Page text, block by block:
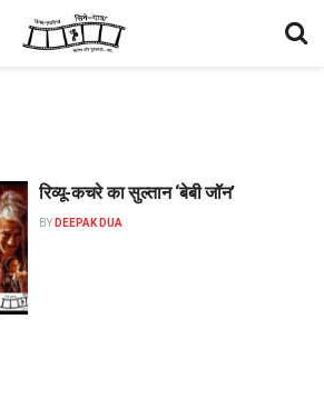
रिव्यू-कचरे का सुल्तान ‘बेबी जॉन’
BY DEEPAK DUA